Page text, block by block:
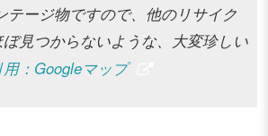
テージ物ですので、他のリサイク
見つからないような、大変珍しい
用：Googleマップ